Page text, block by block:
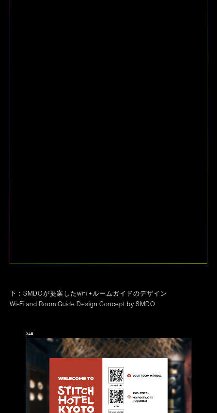
下：SMDOが提案したwifi +ルームガイドのデザイン
Wi-Fi and Room Guide Design Concept by SMDO